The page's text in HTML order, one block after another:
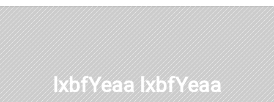
lxbfYeaa lxbfYeaa